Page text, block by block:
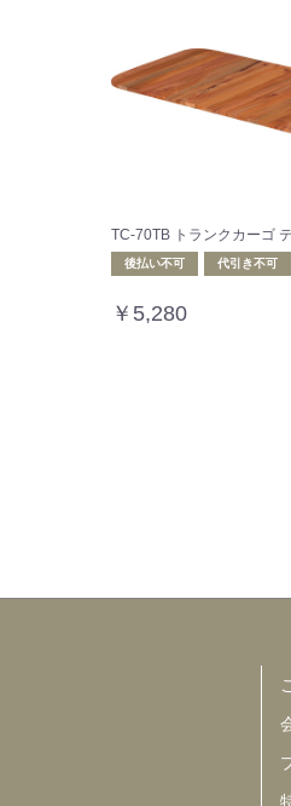
TC-70TB トランクカーゴ
後払い不可 代引き不可
￥5,280